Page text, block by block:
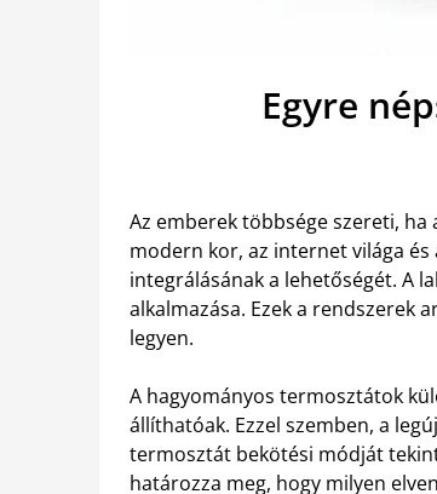
Egyre
Az emberek többsége szereti,
modern kor, az internet világa
integrálásának a lehetőségét. A
alkalmazása. Ezek a rendszerek
legyen.
A hagyományos termosztátok
állíthatóak. Ezzel szemben, a
termosztát bekötési módját
határozza meg, hogy milyen